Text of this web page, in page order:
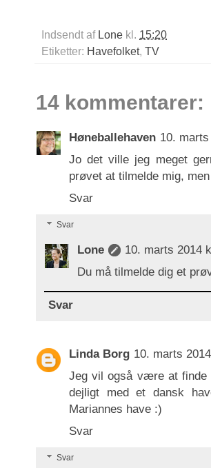
Indsendt af Lone kl. 15:20
Etiketter: Havefolket, TV
14 kommentarer:
Høneballehaven 10.
Jo det ville jeg meget
prøvet at tilmelde mig,
Svar
Svar
Lone
10. marts 2014
Du må tilmelde dig et
Svar
Linda Borg 10. marts
Jeg vil også være at finde
dejligt med et dansk
Mariannes have :)
Svar
Svar